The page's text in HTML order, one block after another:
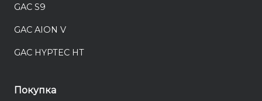
GAC S9
GAC AION V
GAC HYPTEC HT
Покупка